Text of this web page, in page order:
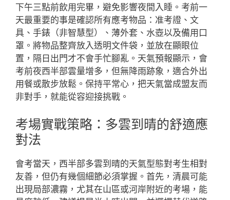
下午三點前飲用完畢，避免影響夜間入睡。考前一
天最重要的事是確認所有應考物品：准考證、文
具、手錶（非智慧型）、薄外套、水壺以及備用口
罩。將物品整齊放入透明文件袋，並放在顯眼位
置，隔日出門才不會手忙腳亂。天氣預報顯示，會
考前夜西半部雲量增多，但無降雨跡象，適合外出
用餐或散步放鬆。保持平常心，把天氣當成盟友而
非對手，就能從容迎接挑戰。
考場實戰策略：多雲到晴的舒適應
對法
會考當天，西半部多雲到晴的天氣型態對考生相對
友善，但仍有幾個細節必須掌握。首先，清晨可能
出現局部濃霧，尤其在山區或河岸附近的考場，能